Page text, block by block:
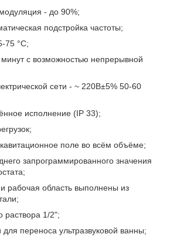
- до 90%;
подстройка частоты;
75 °С;
с возможностью непрерывной
сети - ~ 220В±5% 50-60
исполнение (IP 33);
поле во всём объёме;
запрограммированного значения
рабочая область выполнены из
1/2";
для переноса ультразвуковой ванны;